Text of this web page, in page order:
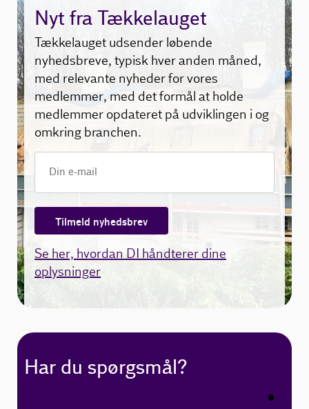
Nyt fra Tækkelauget
Tækkelauget udsender løbende
nyhedsbreve, typisk hver anden måned,
med relevante nyheder for vores
medlemmer, med det formål at holde
medlemmer opdateret på udviklingen i og
omkring branchen.
Tilmeld nyhedsbrev
Se her, hvordan DI håndterer dine
oplysninger
Har du spørgsmål?